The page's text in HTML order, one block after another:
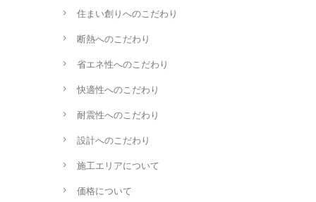
住まい創りへのこだわり
断熱へのこだわり
省エネ性へのこだわり
快適性へのこだわり
耐震性へのこだわり
設計へのこだわり
施工エリアについて
価格について